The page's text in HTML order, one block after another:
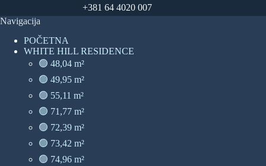
+381 64 4020 007
Navigacija
POČETNA
WHITE HILL RESIDENCE
🟢 48,04 m²
🟢 49,95 m²
🟢 55,11 m²
🟢 71,77 m²
🟢 72,39 m²
🟢 73,42 m²
🟢 74,96 m²